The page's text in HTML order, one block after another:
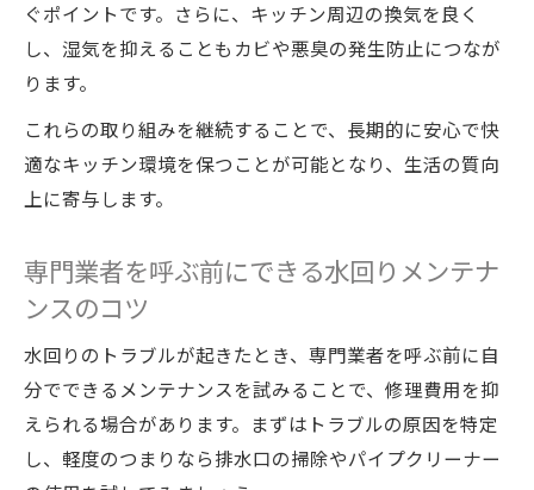
ぐポイントです。さらに、キッチン周辺の換気を良く
し、湿気を抑えることもカビや悪臭の発生防止につなが
ります。
これらの取り組みを継続することで、長期的に安心で快
適なキッチン環境を保つことが可能となり、生活の質向
上に寄与します。
専門業者を呼ぶ前にできる水回りメンテナ
ンスのコツ
水回りのトラブルが起きたとき、専門業者を呼ぶ前に自
分でできるメンテナンスを試みることで、修理費用を抑
えられる場合があります。まずはトラブルの原因を特定
し、軽度のつまりなら排水口の掃除やパイプクリーナー